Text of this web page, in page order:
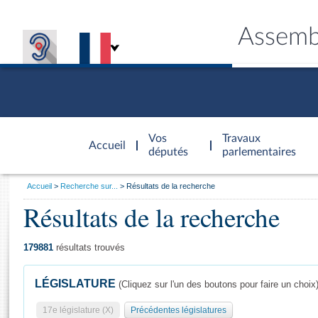
Accueil
d'accueil
Vos
députés
Travaux
parlementaires
Général
Vous
Accueil Recherche sur... Résultats de la recherche
Résultats de la recherche
179881 résultats trouvés
LÉGISLATURE (Cliquez sur l'un des boutons pour faire un choix)
17e législature (X) Précédentes législatures